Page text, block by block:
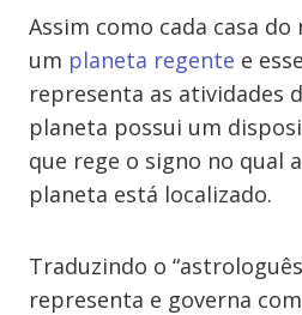
Assim como cada casa
um planeta regente e
representa as atividades
planeta possui um
que rege o signo no qual
planeta está localizado.
Traduzindo o
representa e governa